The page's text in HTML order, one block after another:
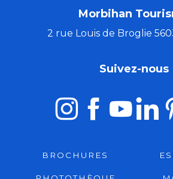
Morbihan
2 rue Louis de Broglie
Suivez-nous
BROCHURES